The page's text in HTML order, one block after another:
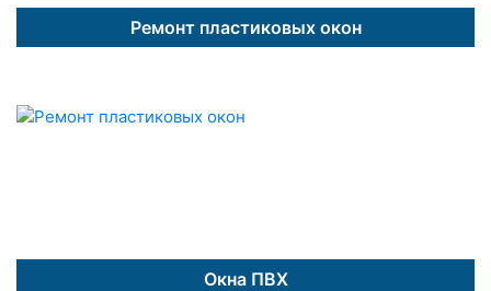
Ремонт пластиковых окон
Окна ПВХ